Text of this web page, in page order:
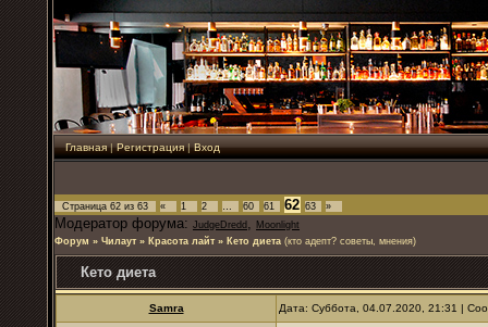
Главная|Регистрация|Вход
Страница 62 из 63 « 1 2 … 60 61 62 63 »
Модератор форума: JudgeDredd , Moonlight
Форум » Чилаут » Красота лайт » Кето диета (кто адепт? советы, мнения)
Кето диета
Samra Дата: Суббота, 04.07.2020, 21:31 |